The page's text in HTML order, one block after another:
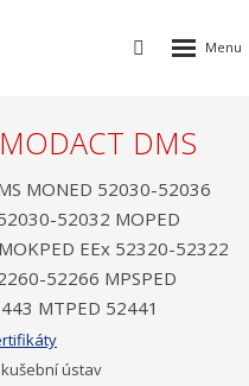
Vyhledávání
Rozbalení
DMS
MONED 52030-52036
52032 MOPED
EEx 52320-52322
52266 MPSPED
MTPED 52441
ústav